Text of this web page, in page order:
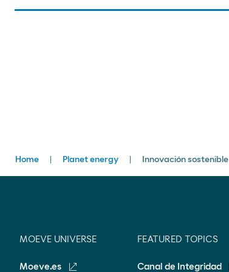
Breadcrumbs
Home Planet energy Innovación sostenible
MOEVE UNIVERSE
Moeve.es
FEATURED TOPICS
Canal de Integridad